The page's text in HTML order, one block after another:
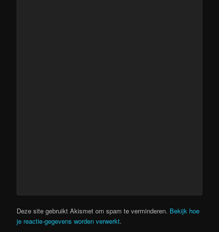
Deze site gebruikt Akismet om spam te verminderen. Bekijk hoe
je reactie-gegevens worden verwerkt.